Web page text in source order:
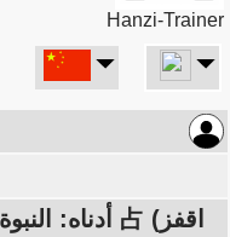
Hanzi-Trainer